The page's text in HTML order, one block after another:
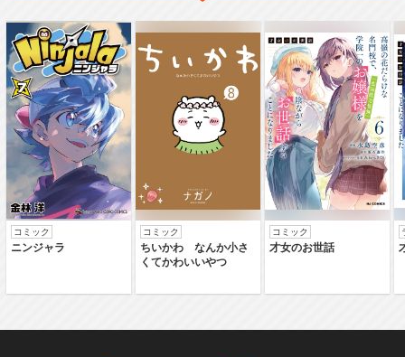
コミック
ニンジャラ
コミック
ちいかわ なんか小さ
くてかわいいやつ
コミック
才女のお世話